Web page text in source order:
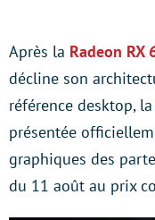
Après la Radeon RX
décline son
référence desktop, la
présentée
graphiques des
du 11 août au prix